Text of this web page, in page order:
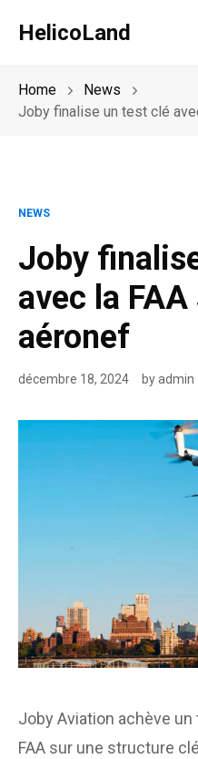
HelicoLand
Home
News
Joby finalise un test clé
NEWS
Joby
avec la
aéronef
décembre 18, 2024 byadmin
Joby Aviation achève
FAA sur une structure